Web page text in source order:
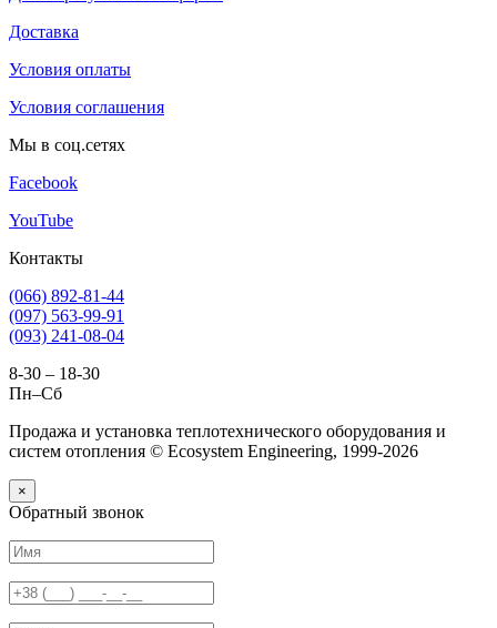
Доставка
Условия оплаты
Условия соглашения
Мы в соц.сетях
Facebook
YouTube
Контакты
(066) 892-81-44
(097) 563-99-91
(093) 241-08-04
8-30 – 18-30
Пн–Сб
Продажа и установка теплотехнического оборудования и
систем отопления © Ecosystem Engineering, 1999-2026
×
Обратный звонок